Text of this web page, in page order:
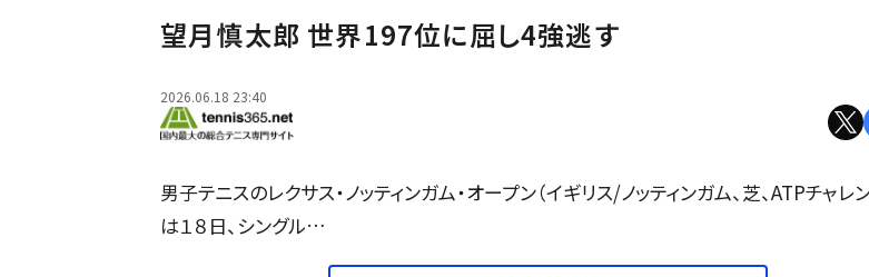
望月慎太郎 世界197位に屈し4強逃す
2026.06.18 23:40
男子テニスのレクサス・ノッティンガム・オープン（イギリス/ノッティンガム、芝、ATPチャレ
は１８日、シングル…